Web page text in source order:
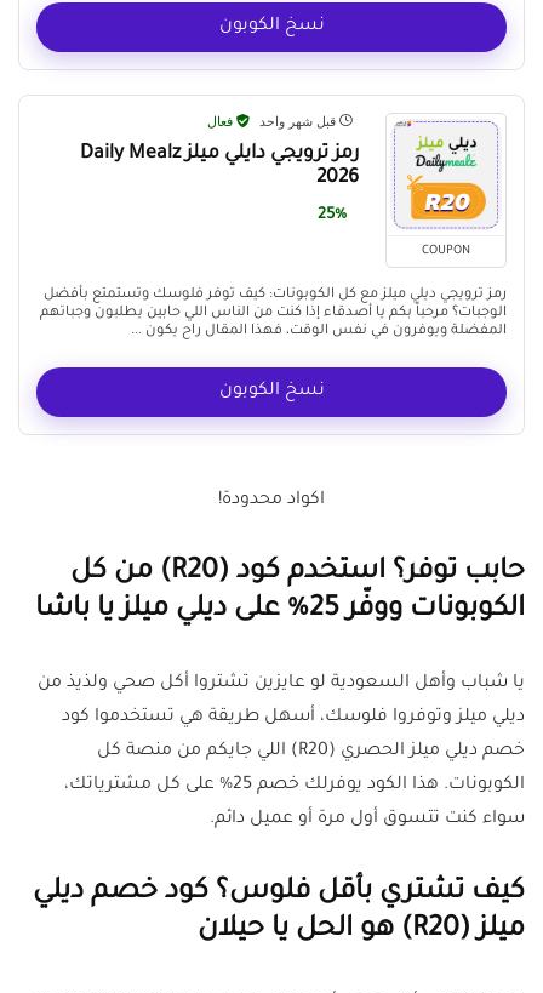
نسخ الكوبون
COUPON
قبل شهر واحد فعال
رمز ترويجي دايلي ميلز Daily Mealz
2026
25%
رمز ترويجي ديلي ميلز مع كل الكوبونات: كيف توفر فلوسك وتستمتع بأفضل
الوجبات؟ مرحباً بكم يا أصدقاء إذا كنت من الناس اللي حابين يطلبون وجباتهم
المفضلة ويوفرون في نفس الوقت، فهذا المقال راح يكون ...
نسخ الكوبون
اكواد محدودة!
حابب توفر؟ استخدم كود (R20) من كل
الكوبونات ووفّر 25% على ديلي ميلز يا باشا
يا شباب وأهل السعودية لو عايزين تشتروا أكل صحي ولذيذ من
ديلي ميلز وتوفروا فلوسك، أسهل طريقة هي تستخدموا كود
خصم ديلي ميلز الحصري (R20) اللي جايكم من منصة كل
الكوبونات. هذا الكود يوفرلك خصم 25% على كل مشترياتك،
سواء كنت تتسوق أول مرة أو عميل دائم.
كيف تشتري بأقل فلوس؟ كود خصم ديلي
ميلز (R20) هو الحل يا حيلان